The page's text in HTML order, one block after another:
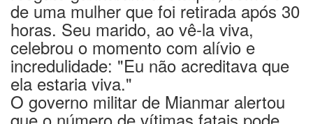
de uma mulher que foi retirada após 30
horas. Seu marido, ao vê-la viva,
celebrou o momento com alívio e
incredulidade: "Eu não acreditava que
ela estaria viva."
O governo militar de Mianmar alertou